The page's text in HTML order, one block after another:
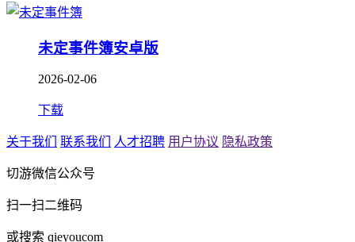
未定事件簿安卓版
2026-02-06
下载
关于我们 联系我们 人才招聘 用户协议 隐私政策
切游微信公众号
扫一扫二维码
或搜索 qieyoucom